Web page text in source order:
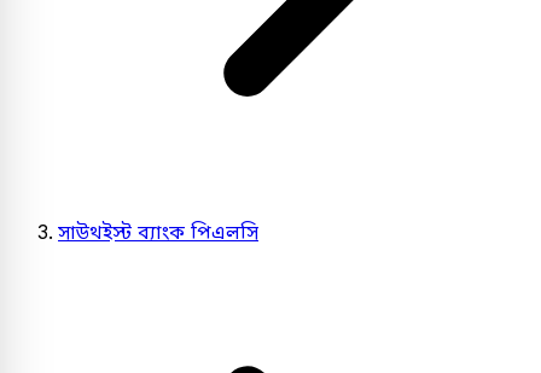
সাউথইস্ট ব্যাংক পিএলসি